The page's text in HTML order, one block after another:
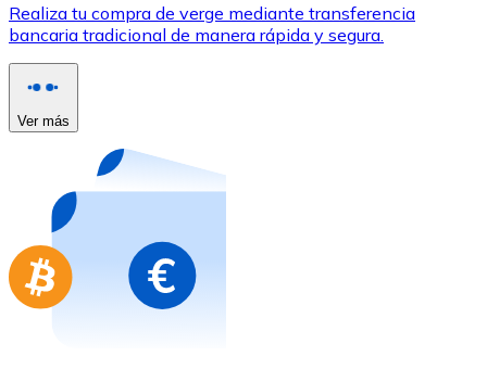
Utiliza tarjetas Visa y Mastercard para comprar
Comprar con tarjeta
Compra tarjetas regalo de tus marcas favoritas con
Ir a la tienda de tarjetas regalo
Realiza tu compra de verge mediante transferencia
bancaria tradicional de manera rápida y segura.
Ver más